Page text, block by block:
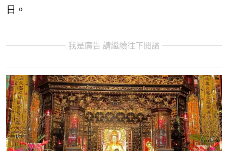
日。
我是廣告 請繼續往下閱讀